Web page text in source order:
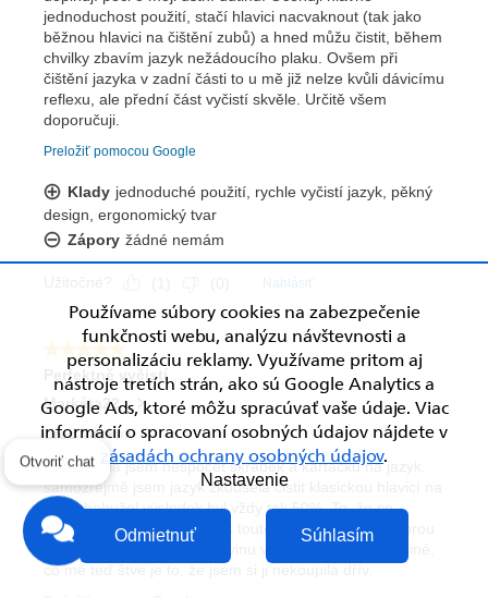
Používame súbory cookies na zabezpečenie
funkčnosti webu, analýzu návštevnosti a
personalizáciu reklamy. Využívame pritom aj
nástroje tretích strán, ako sú Google Analytics a
Google Ads, ktoré môžu spracúvať vaše údaje. Viac
informácií o spracovaní osobných údajov nájdete v
zásadách ochrany osobných údajov.
Nastavenie
Odmietnuť Súhlasím